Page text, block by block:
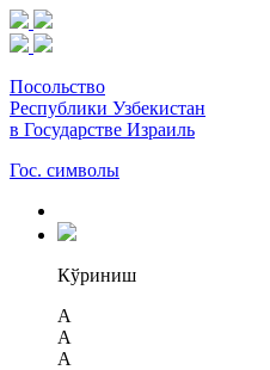
Посольство
Республики Узбекистан
в Государстве Израиль
Гос. символы
Кўриниш
A
A
A